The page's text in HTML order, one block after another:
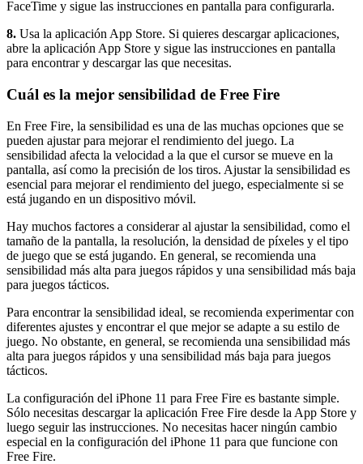
FaceTime y sigue las instrucciones en pantalla para configurarla.
8. Usa la aplicación App Store. Si quieres descargar aplicaciones,
abre la aplicación App Store y sigue las instrucciones en pantalla
para encontrar y descargar las que necesitas.
Cuál es la mejor sensibilidad de Free Fire
En Free Fire, la sensibilidad es una de las muchas opciones que se
pueden ajustar para mejorar el rendimiento del juego. La
sensibilidad afecta la velocidad a la que el cursor se mueve en la
pantalla, así como la precisión de los tiros. Ajustar la sensibilidad es
esencial para mejorar el rendimiento del juego, especialmente si se
está jugando en un dispositivo móvil.
Hay muchos factores a considerar al ajustar la sensibilidad, como el
tamaño de la pantalla, la resolución, la densidad de píxeles y el tipo
de juego que se está jugando. En general, se recomienda una
sensibilidad más alta para juegos rápidos y una sensibilidad más baja
para juegos tácticos.
Para encontrar la sensibilidad ideal, se recomienda experimentar con
diferentes ajustes y encontrar el que mejor se adapte a su estilo de
juego. No obstante, en general, se recomienda una sensibilidad más
alta para juegos rápidos y una sensibilidad más baja para juegos
tácticos.
La configuración del iPhone 11 para Free Fire es bastante simple.
Sólo necesitas descargar la aplicación Free Fire desde la App Store y
luego seguir las instrucciones. No necesitas hacer ningún cambio
especial en la configuración del iPhone 11 para que funcione con
Free Fire.